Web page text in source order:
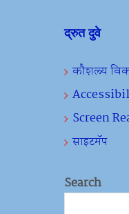
द्रुत दुवे
कौशल्य
Screen
साइटमॅप
Search